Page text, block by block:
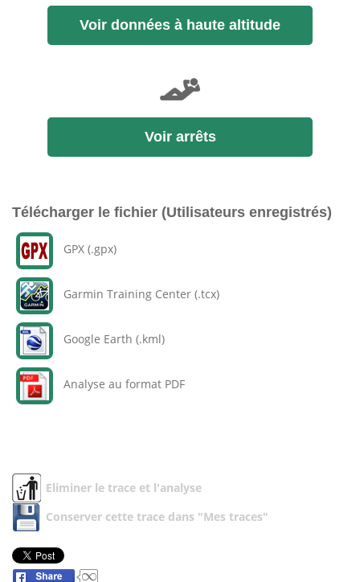
Voir données à haute altitude
Voir arrêts
Télécharger le fichier (Utilisateurs enregistrés)
GPX (.gpx)
Garmin Training Center (.tcx)
Google Earth (.kml)
Analyse au format PDF
Eliminer le trace et l'analyse
Conserver cette trace dans "Mes traces"